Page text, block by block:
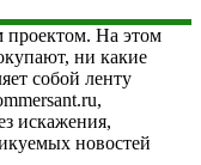
проектом. На этом
ни какие
собой ленту
искажения,
новостей